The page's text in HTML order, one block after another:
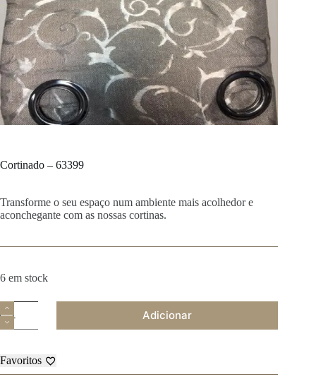
Cortinado – 63399
Transforme o seu espaço num ambiente mais acolhedor e
aconchegante com as nossas cortinas.
6 em stock
Quantidade
de
Cortinado
63399
Adicionar
Favoritos